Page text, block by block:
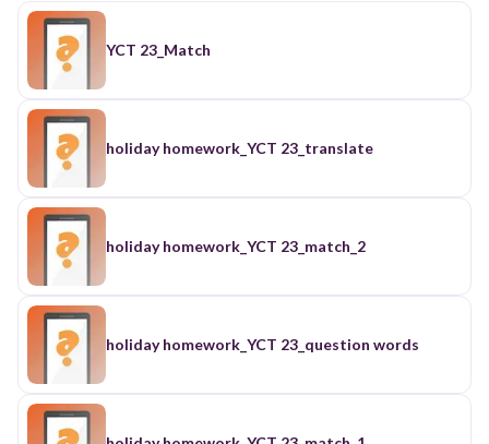
YCT 23_Match
holiday homework_YCT 23_translate
holiday homework_YCT 23_match_2
holiday homework_YCT 23_question words